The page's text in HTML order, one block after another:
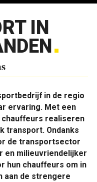
IN
in de regio
ervaring. Met een
realiseren
transport. Ondanks
de transportsector
en milieuvriendelijker
hun chauffeurs om in
aan de strengere